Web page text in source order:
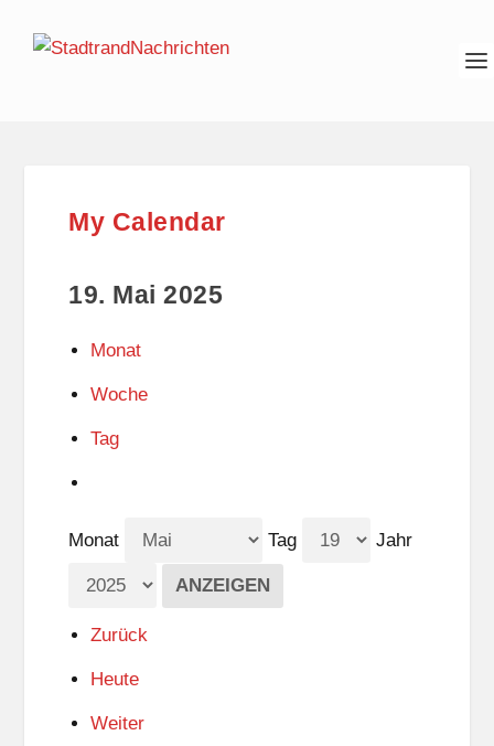
My Calendar
19. Mai 2025
Monat
Woche
Tag
Monat Tag Jahr
Zurück
Heute
Weiter